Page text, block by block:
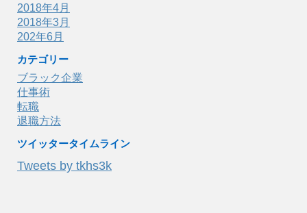
2018年4月
2018年3月
202年6月
カテゴリー
ブラック企業
仕事術
転職
退職方法
ツイッタータイムライン
Tweets by tkhs3k